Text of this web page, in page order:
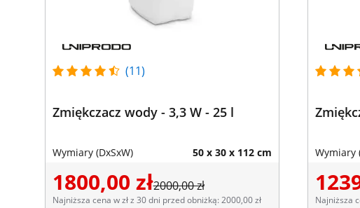
(11)
Zmiękczacz wody - 3,3 W - 25 l
Wymiary (DxSxW) 50 x 30 x 112 cm
1800,00 zł2000,00 zł
Najniższa cena w zł z 30 dni przed obniżką: 2000,00 zł
Wymiary
Najniższa